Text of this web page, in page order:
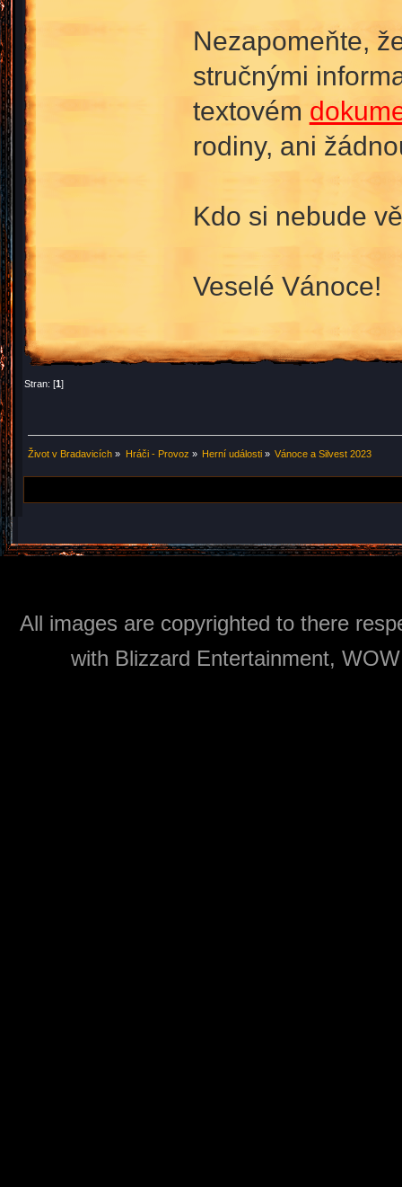
Nezapomeňte,
stručnými
textovém
rodiny, ani
Kdo si nebude
Veselé Vánoce!
Stran: [1]
Život v Bradavicích » Hráči - Provoz » Herní události» Vánoce a Silvest 2023
All images are copyrighted to there
with Blizzard Entertainment,